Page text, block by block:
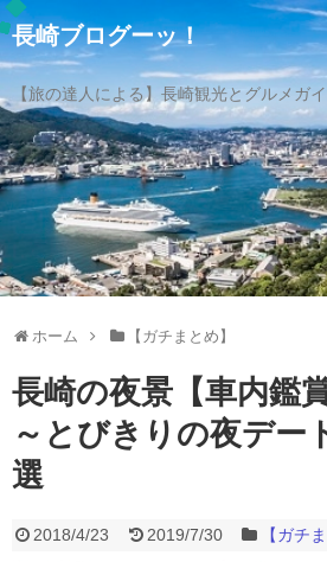
長崎ブログーッ！
【旅の達人による】長崎観光とグルメガ
ホーム 【ガチまとめ】
長崎の夜景【車内鑑
～とびきりの夜デー
選
2018/4/23 2019/7/30 【ガチ